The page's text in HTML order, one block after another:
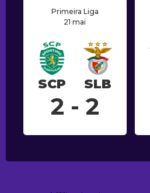
Primeira Liga
21 mai
SCP SLB
2 - 2